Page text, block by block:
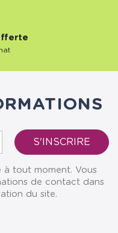
à tout moment. Vous
de contact dans
du site.